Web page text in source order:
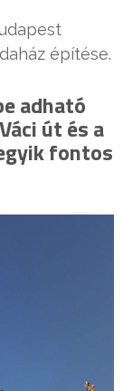
építése.
adható
út és a
fontos